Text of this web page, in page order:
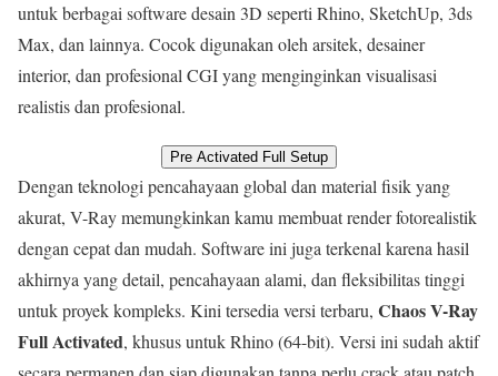
untuk berbagai software desain 3D seperti Rhino, SketchUp, 3ds
Max, dan lainnya. Cocok digunakan oleh arsitek, desainer
interior, dan profesional CGI yang menginginkan visualisasi
realistis dan profesional.
Pre Activated Full Setup
Dengan teknologi pencahayaan global dan material fisik yang
akurat, V-Ray memungkinkan kamu membuat render fotorealistik
dengan cepat dan mudah. Software ini juga terkenal karena hasil
akhirnya yang detail, pencahayaan alami, dan fleksibilitas tinggi
untuk proyek kompleks. Kini tersedia versi terbaru, Chaos V-Ray
Full Activated, khusus untuk Rhino (64-bit). Versi ini sudah aktif